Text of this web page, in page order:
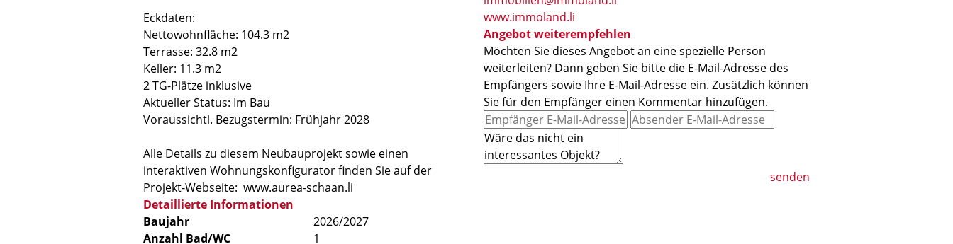
Eckdaten:
Nettowohnfläche: 104.3 m2
Terrasse: 32.8 m2
Keller: 11.3 m2
2 TG-Plätze inklusive
Aktueller Status: Im Bau
Voraussichtl. Bezugstermin: Frühjahr 2028
Alle Details zu diesem Neubauprojekt sowie einen
interaktiven Wohnungskonfigurator finden Sie auf der
Projekt-Webseite: www.aurea-schaan.li
Detaillierte Informationen
Baujahr
2026/2027
Anzahl Bad/WC
1
www.immoland.li
Angebot weiterempfehlen
Möchten Sie dieses Angebot an eine spezielle Person
weiterleiten? Dann geben Sie bitte die E-Mail-Adresse des
Empfängers sowie Ihre E-Mail-Adresse ein. Zusätzlich können
Sie für den Empfänger einen Kommentar hinzufügen.
senden